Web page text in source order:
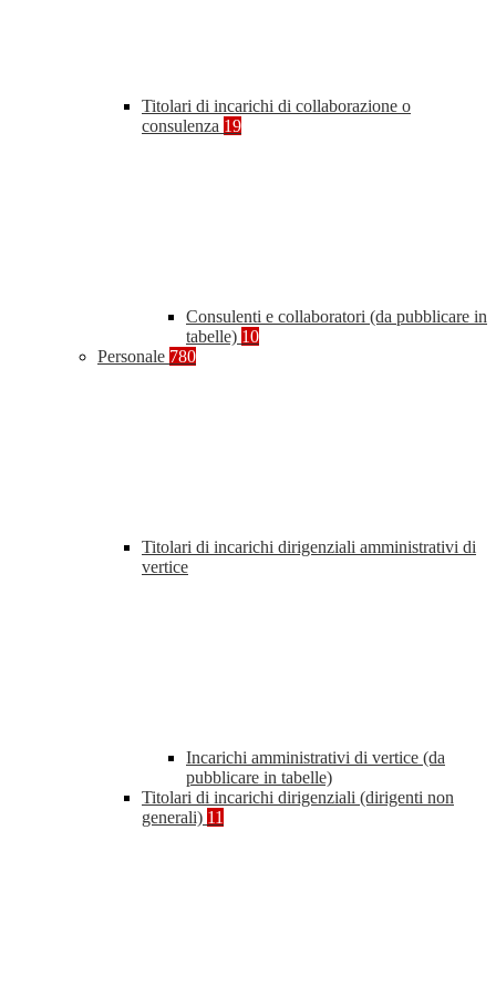
Titolari di incarichi di collaborazione o
consulenza 19
Consulenti e collaboratori (da pubblicare in
tabelle) 10
Personale 780
Titolari di incarichi dirigenziali amministrativi di
vertice
Incarichi amministrativi di vertice (da
pubblicare in tabelle)
Titolari di incarichi dirigenziali (dirigenti non
generali) 11